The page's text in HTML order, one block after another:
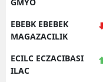
EBEBK EBEBEK
MAGAZACILIK
ECILC ECZACIBASI
ILAC